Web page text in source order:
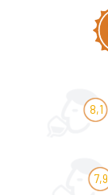
8,1
7,9